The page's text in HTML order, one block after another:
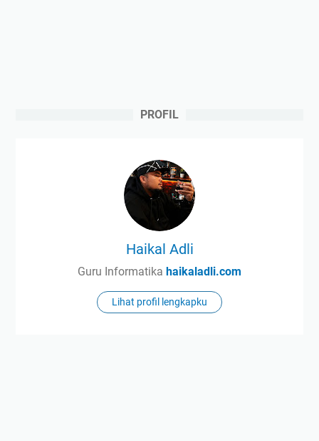
PROFIL
Haikal Adli
Guru Informatika haikaladli.com
Lihat profil lengkapku